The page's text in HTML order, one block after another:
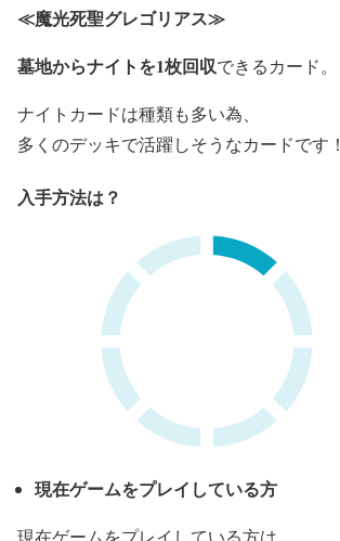
≪魔光死聖グレゴリアス≫
墓地からナイトを1枚回収できるカード。
ナイトカードは種類も多い為、
多くのデッキで活躍しそうなカードです！
入手方法は？
現在ゲームをプレイしている方
現在ゲームをプレイしている方は